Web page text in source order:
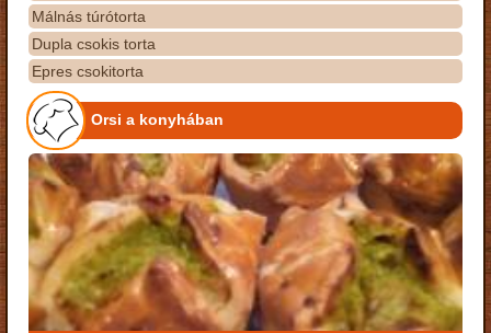
Málnás túrótorta
Dupla csokis torta
Epres csokitorta
Orsi a konyhában